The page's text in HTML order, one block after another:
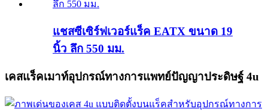
แชสซีเซิร์ฟเวอร์แร็ค EATX ขนาด 19
นิ้ว ลึก 550 มม.
เคสแร็คเมาท์อุปกรณ์ทางการแพทย์ปัญญาประดิษฐ์ 4u